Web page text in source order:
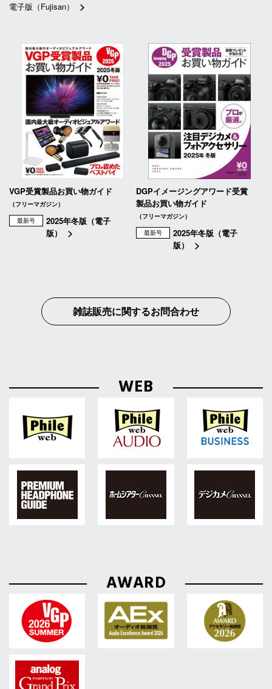
電子版（Fujisan）
VGP受賞製品お買い物ガイド
（フリーマガジン）
最新号
2025年冬版（電子
版）
DGPイメージングアワード受賞
製品お買い物ガイド
（フリーマガジン）
最新号
2025年冬版（電子
版）
雑誌販売に関するお問合わせ
WEB
AWARD